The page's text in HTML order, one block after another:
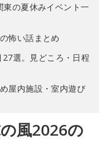
の夏休みイベント一
怖い話まとめ
27選。見どころ・日程
屋内施設・室内遊び
風2026の